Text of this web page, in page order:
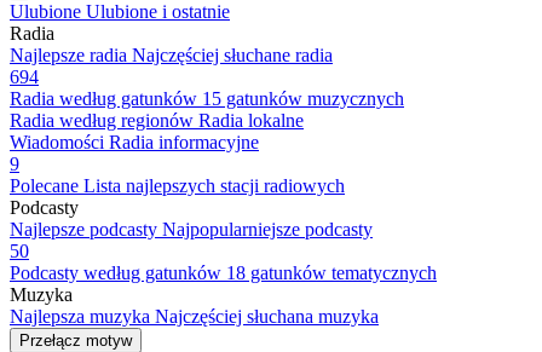
Ulubione Ulubione i ostatnie
Radia
Najlepsze radia Najczęściej słuchane radia
694
Radia według gatunków 15 gatunków muzycznych
Radia według regionów Radia lokalne
Wiadomości Radia informacyjne
9
Polecane Lista najlepszych stacji radiowych
Podcasty
Najlepsze podcasty Najpopularniejsze podcasty
50
Podcasty według gatunków 18 gatunków tematycznych
Muzyka
Najlepsza muzyka Najczęściej słuchana muzyka
Przełącz motyw